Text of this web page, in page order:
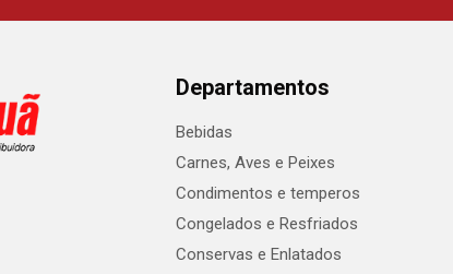
Departamentos
Bebidas
Carnes, Aves e Peixes
Condimentos e temperos
Congelados e Resfriados
Conservas e Enlatados